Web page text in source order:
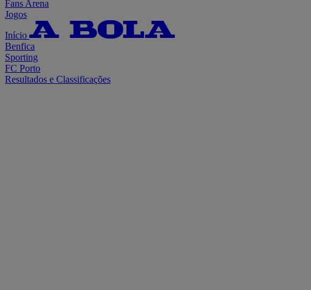
Fans Arena
Jogos
Início
Benfica
Sporting
FC Porto
Resultados e Classificações